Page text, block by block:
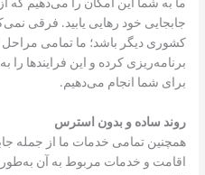
ما به شما این امکان را می‌دهیم که
جابجایی خود رهایی یابید. فرقی
کشوری دیگر باشد؛ ما تمامی
برنامه‌ریزی کرده و این فرایندها
برای شما انجام می‌دهیم.
روند ساده و بدون استرس
همچنین تمامی خدمات ما از جمله
اقامت و خدمات مربوط به آن